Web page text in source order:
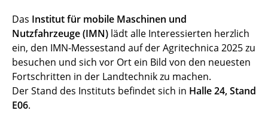
Das Institut für mobile Maschinen und
Nutzfahrzeuge (IMN) lädt alle Interessierten herzlich
ein, den IMN-Messestand auf der Agritechnica 2025 zu
besuchen und sich vor Ort ein Bild von den neuesten
Fortschritten in der Landtechnik zu machen.
Der Stand des Instituts befindet sich in Halle 24, Stand
E06.